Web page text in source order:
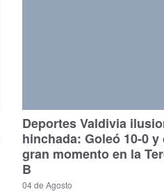
Deportes Valdivia
hinchada: Goleó 10-0
gran momento en la
B
04 de Agosto